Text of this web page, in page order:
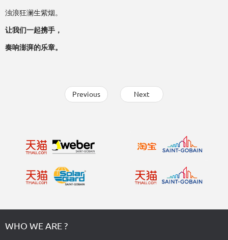
浊浪狂澜生紫烟。
让我们一起携手，
奏响澎湃的乐章。
Previous Next
WHO WE ARE ?